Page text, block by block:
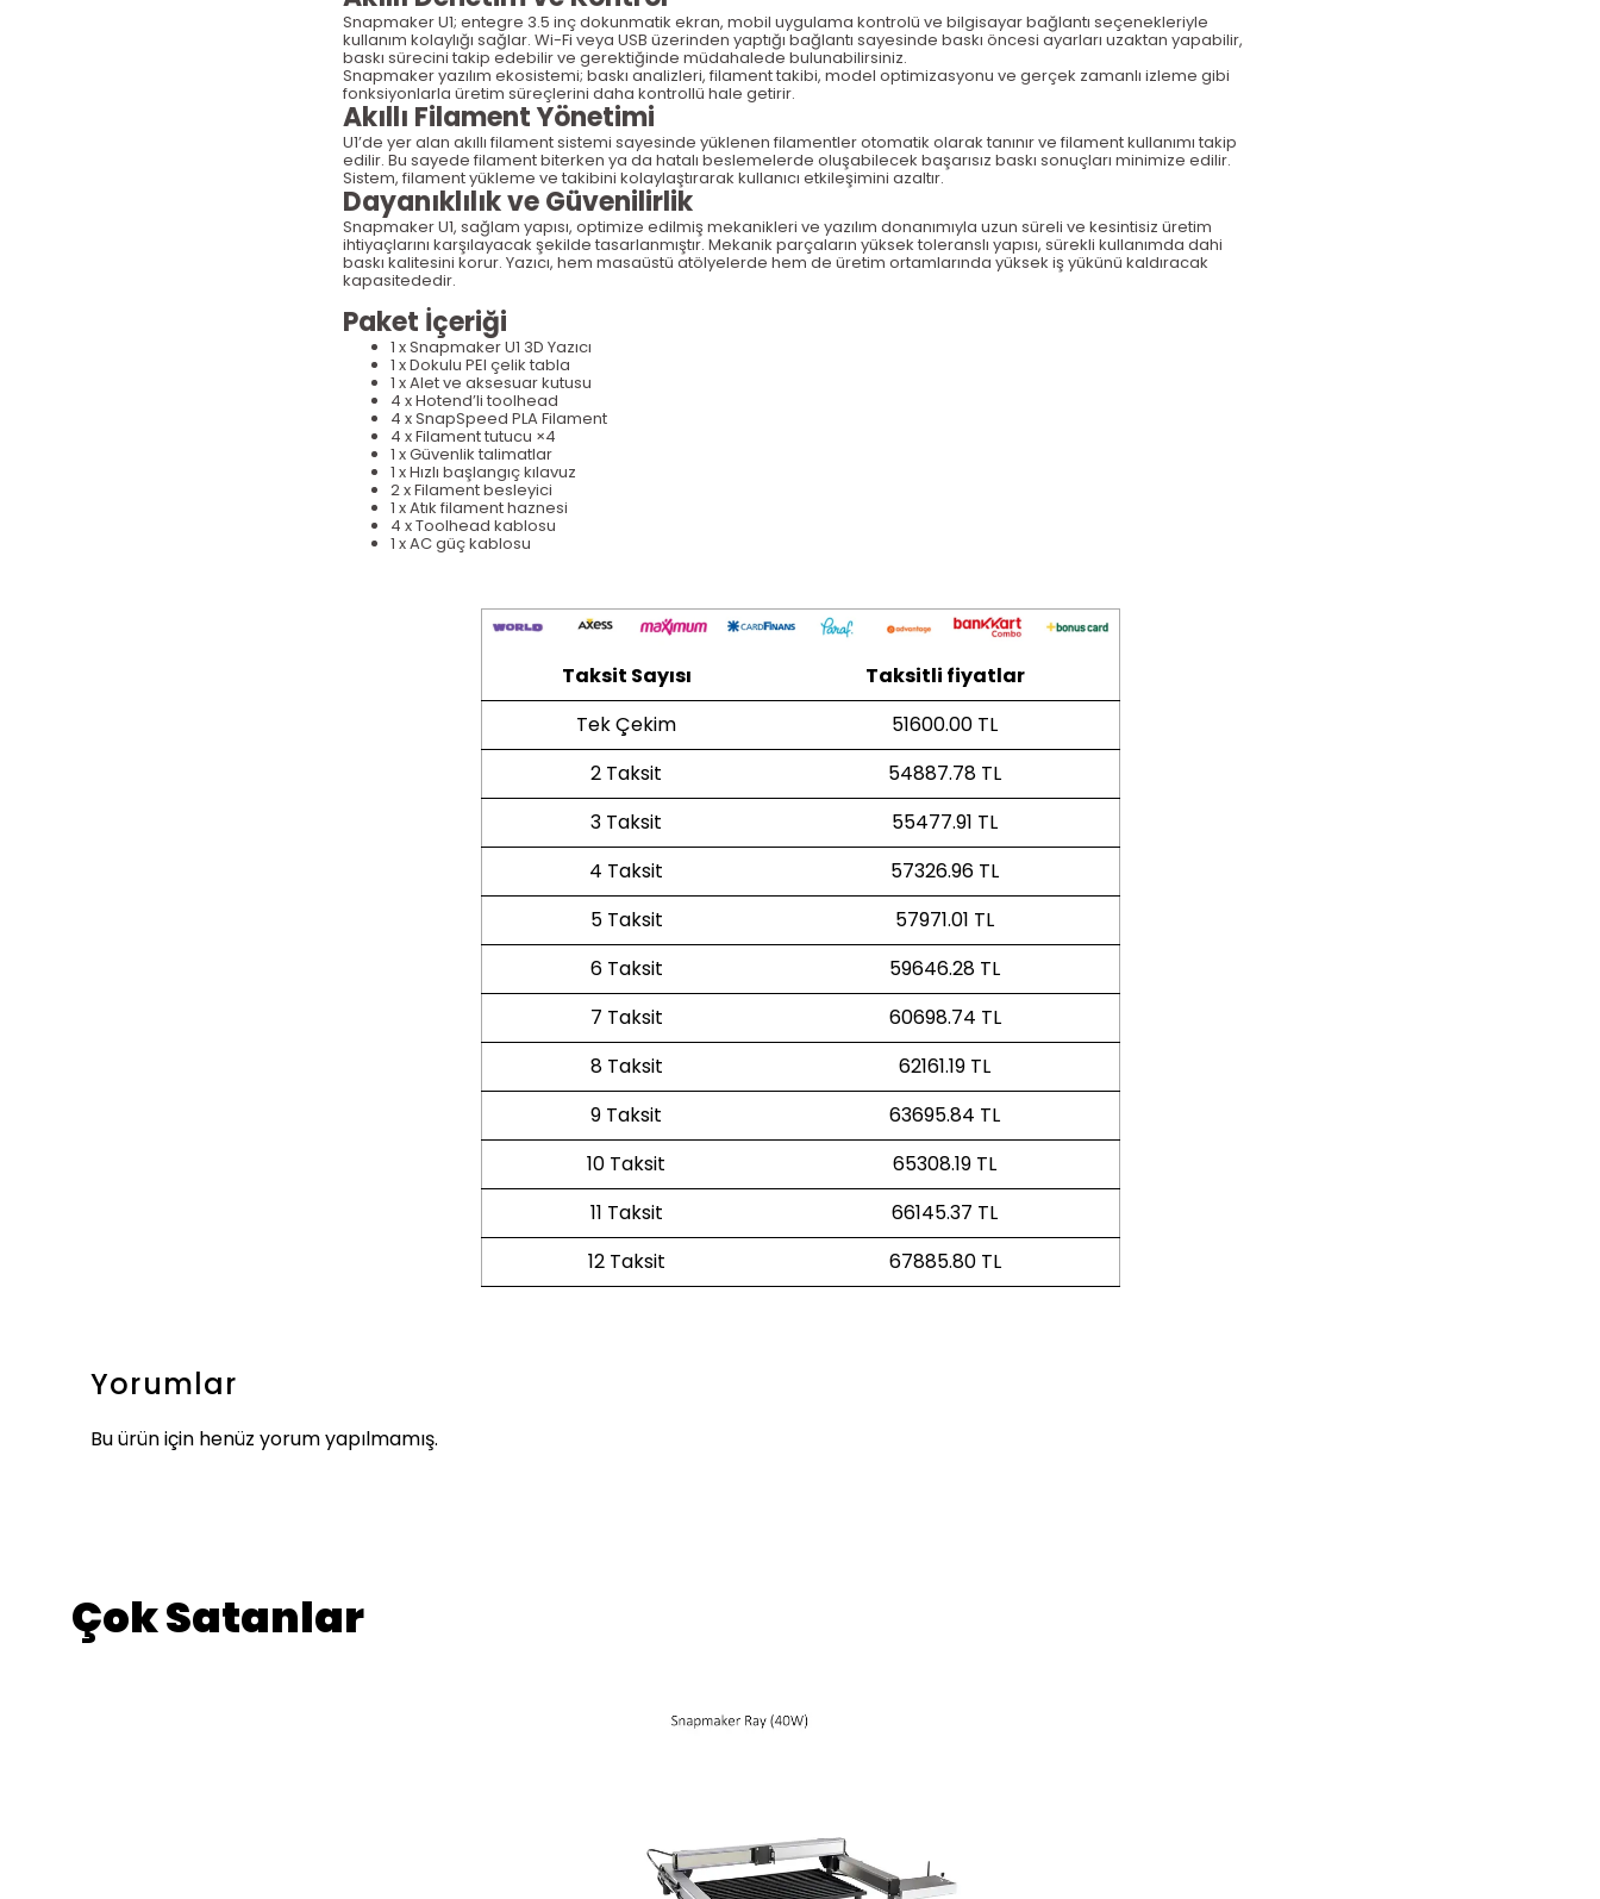
Snapmaker U1; entegre 3.5 inç dokunmatik ekran, mobil uygulama kontrolü ve bilgisayar bağlantı seçenekleriyle
kullanım kolaylığı sağlar. Wi-Fi veya USB üzerinden yaptığı bağlantı sayesinde baskı öncesi ayarları uzaktan yapabilir,
baskı sürecini takip edebilir ve gerektiğinde müdahalede bulunabilirsiniz.
Snapmaker yazılım ekosistemi; baskı analizleri, filament takibi, model optimizasyonu ve gerçek zamanlı izleme gibi
fonksiyonlarla üretim süreçlerini daha kontrollü hale getirir.
Akıllı Filament Yönetimi
U1’de yer alan akıllı filament sistemi sayesinde yüklenen filamentler otomatik olarak tanınır ve filament kullanımı takip
edilir. Bu sayede filament biterken ya da hatalı beslemelerde oluşabilecek başarısız baskı sonuçları minimize edilir.
Sistem, filament yükleme ve takibini kolaylaştırarak kullanıcı etkileşimini azaltır.
Dayanıklılık ve Güvenilirlik
Snapmaker U1, sağlam yapısı, optimize edilmiş mekanikleri ve yazılım donanımıyla uzun süreli ve kesintisiz üretim
ihtiyaçlarını karşılayacak şekilde tasarlanmıştır. Mekanik parçaların yüksek toleranslı yapısı, sürekli kullanımda dahi
baskı kalitesini korur. Yazıcı, hem masaüstü atölyelerde hem de üretim ortamlarında yüksek iş yükünü kaldıracak
kapasitededir.
Paket İçeriği
1 xSnapmakerU1 3D Yazıcı
1 xDokulu PEI çelik tabla
1 x Alet ve aksesuar kutusu
4 x Hotend’li toolhead
4 x SnapSpeed PLA Filament
4 x Filament tutucu ×4
1 x Güvenlik talimatlar
1 x Hızlı başlangıç kılavuz
2 x Filament besleyici
1 x Atık filament haznesi
4 x Toolhead kablosu
1 x AC güç kablosu
Taksit Sayısı
Taksitli fiyatlar
Tek Çekim
51600.00 TL
2 Taksit
54887.78 TL
3 Taksit
55477.91 TL
4 Taksit
57326.96 TL
5 Taksit
57971.01 TL
6 Taksit
59646.28 TL
7 Taksit
60698.74 TL
8 Taksit
62161.19 TL
9 Taksit
63695.84 TL
10 Taksit
65308.19 TL
11 Taksit
66145.37 TL
12 Taksit
67885.80 TL
Yorumlar
Bu ürün için henüz yorum yapılmamış.
Çok Satanlar